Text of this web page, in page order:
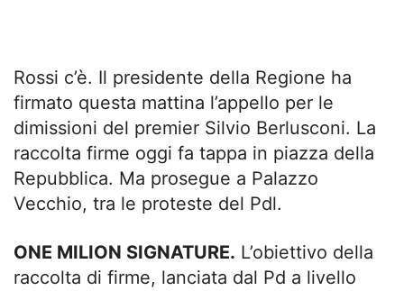
Rossi c’è. Il presidente della Regione ha
firmato questa mattina l’appello per le
dimissioni del premier Silvio Berlusconi. La
raccolta firme oggi fa tappa in piazza della
Repubblica. Ma prosegue a Palazzo
Vecchio, tra le proteste del Pdl.
ONE MILION SIGNATURE. L’obiettivo della
raccolta di firme, lanciata dal Pd a livello